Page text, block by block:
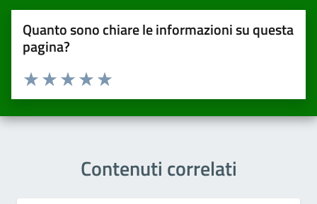
Quanto sono chiare le informazioni su questa
pagina?
Valuta da 1 a 5 stelle la pagina
Valuta 5 stelle su 5
Valuta 4 stelle su 5
Valuta 3 stelle su 5
Valuta 2 stelle su 5
Valuta una stella su 5
Contenuti correlati